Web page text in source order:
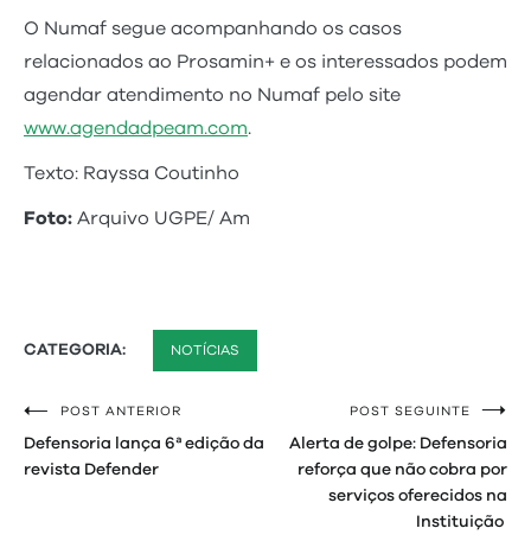
O Numaf segue acompanhando os casos
relacionados ao Prosamin+ e os interessados podem
agendar atendimento no Numaf pelo site
www.agendadpeam.com.
Texto: Rayssa Coutinho
Foto: Arquivo UGPE/ Am
CATEGORIA: NOTÍCIAS
Navegação
de
POST ANTERIOR
Defensoria lança 6ª edição da
revista Defender
POST SEGUINTE
Alerta de golpe: Defensoria
reforça que não cobra por
serviços oferecidos na
Instituição